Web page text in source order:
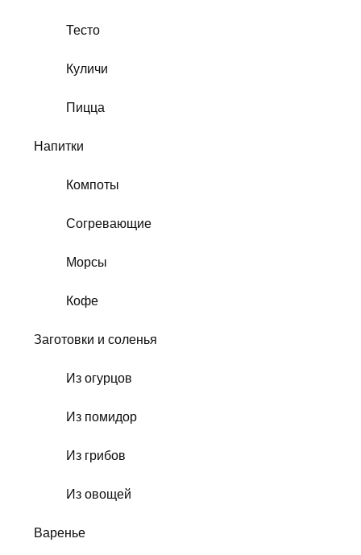
Тесто
Куличи
Пицца
Напитки
Компоты
Согревающие
Морсы
Кофе
Заготовки и соленья
Из огурцов
Из помидор
Из грибов
Из овощей
Варенье